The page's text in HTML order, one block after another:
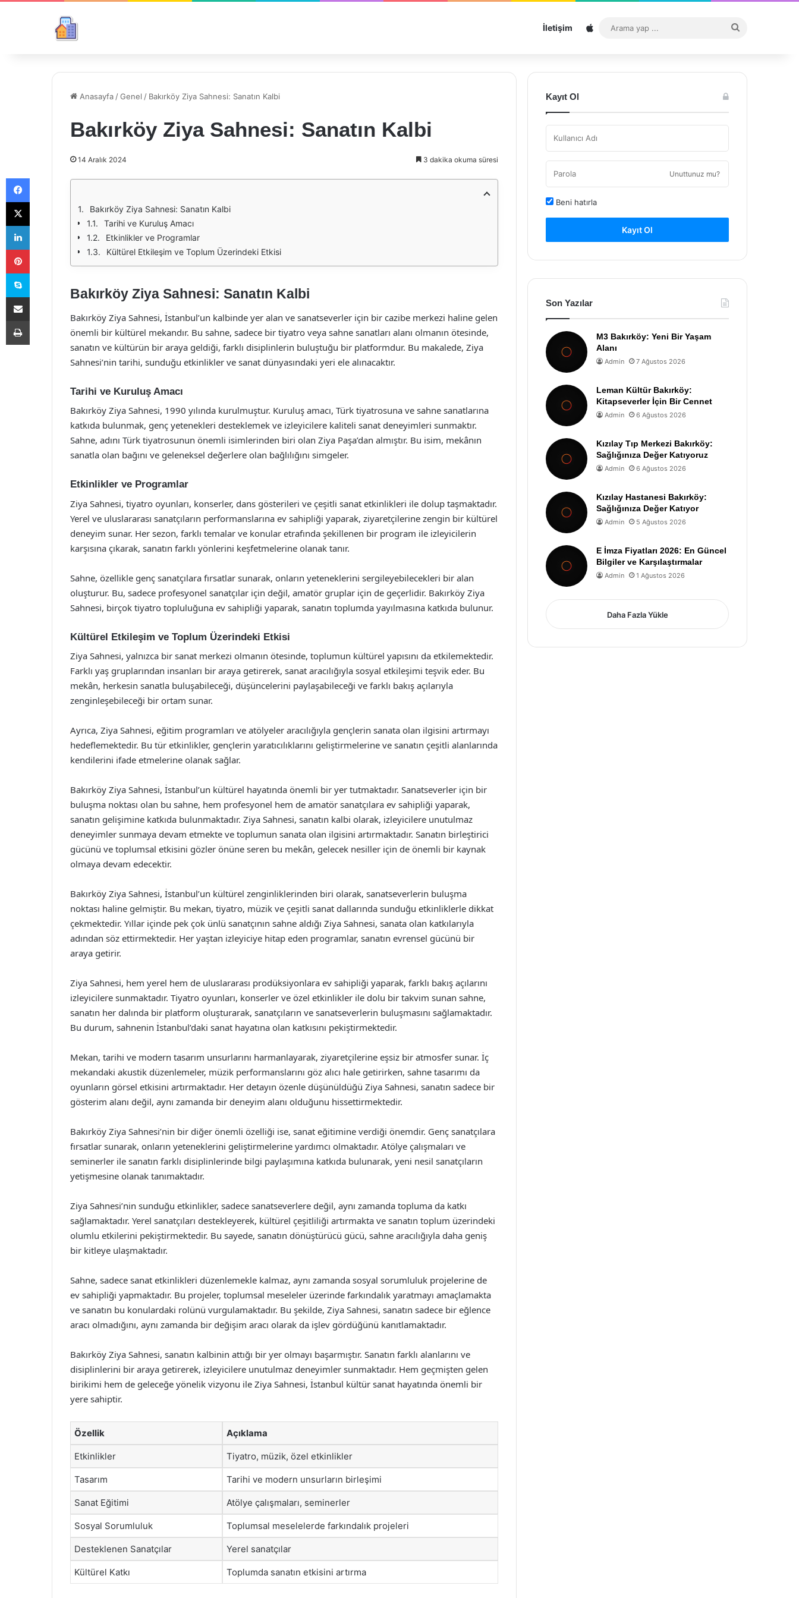
İletişim Sitemap
...
Anasayfa /Genel / Bakırköy Ziya Sahnesi: Sanatın Kalbi
Bakırköy Ziya Sahnesi: Sanatın Kalbi
14 Aralık 2024 3 dakika okuma süresi
Bakırköy Ziya Sahnesi: Sanatın Kalbi
Tarihi ve Kuruluş Amacı
Etkinlikler ve Programlar
Kültürel Etkileşim ve Toplum Üzerindeki Etkisi
Bakırköy Ziya Sahnesi: Sanatın Kalbi
Bakırköy Ziya Sahnesi, İstanbul’un kalbinde yer alan ve sanatseverler için bir cazibe merkezi haline gelen
önemli bir kültürel mekandır. Bu sahne, sadece bir tiyatro veya sahne sanatları alanı olmanın ötesinde,
sanatın ve kültürün bir araya geldiği, farklı disiplinlerin buluştuğu bir platformdur. Bu makalede, Ziya
Sahnesi’nin tarihi, sunduğu etkinlikler ve sanat dünyasındaki yeri ele alınacaktır.
Tarihi ve Kuruluş Amacı
Bakırköy Ziya Sahnesi, 1990 yılında kurulmuştur. Kuruluş amacı, Türk tiyatrosuna ve sahne sanatlarına
katkıda bulunmak, genç yetenekleri desteklemek ve izleyicilere kaliteli sanat deneyimleri sunmaktır.
Sahne, adını Türk tiyatrosunun önemli isimlerinden biri olan Ziya Paşa’dan almıştır. Bu isim, mekânın
sanatla olan bağını ve geleneksel değerlere olan bağlılığını simgeler.
Etkinlikler ve Programlar
Ziya Sahnesi, tiyatro oyunları, konserler, dans gösterileri ve çeşitli sanat etkinlikleri ile dolup taşmaktadır.
Yerel ve uluslararası sanatçıların performanslarına ev sahipliği yaparak, ziyaretçilerine zengin bir kültürel
deneyim sunar. Her sezon, farklı temalar ve konular etrafında şekillenen bir program ile izleyicilerin
karşısına çıkarak, sanatın farklı yönlerini keşfetmelerine olanak tanır.
Sahne, özellikle genç sanatçılara fırsatlar sunarak, onların yeteneklerini sergileyebilecekleri bir alan
oluşturur. Bu, sadece profesyonel sanatçılar için değil, amatör gruplar için de geçerlidir. Bakırköy Ziya
Sahnesi, birçok tiyatro topluluğuna ev sahipliği yaparak, sanatın toplumda yayılmasına katkıda bulunur.
Kültürel Etkileşim ve Toplum Üzerindeki Etkisi
Ziya Sahnesi, yalnızca bir sanat merkezi olmanın ötesinde, toplumun kültürel yapısını da etkilemektedir.
Farklı yaş gruplarından insanları bir araya getirerek, sanat aracılığıyla sosyal etkileşimi teşvik eder. Bu
mekân, herkesin sanatla buluşabileceği, düşüncelerini paylaşabileceği ve farklı bakış açılarıyla
zenginleşebileceği bir ortam sunar.
Ayrıca, Ziya Sahnesi, eğitim programları ve atölyeler aracılığıyla gençlerin sanata olan ilgisini artırmayı
hedeflemektedir. Bu tür etkinlikler, gençlerin yaratıcılıklarını geliştirmelerine ve sanatın çeşitli alanlarında
kendilerini ifade etmelerine olanak sağlar.
Bakırköy Ziya Sahnesi, İstanbul’un kültürel hayatında önemli bir yer tutmaktadır. Sanatseverler için bir
buluşma noktası olan bu sahne, hem profesyonel hem de amatör sanatçılara ev sahipliği yaparak,
sanatın gelişimine katkıda bulunmaktadır. Ziya Sahnesi, sanatın kalbi olarak, izleyicilere unutulmaz
deneyimler sunmaya devam etmekte ve toplumun sanata olan ilgisini artırmaktadır. Sanatın birleştirici
gücünü ve toplumsal etkisini gözler önüne seren bu mekân, gelecek nesiller için de önemli bir kaynak
olmaya devam edecektir.
Bakırköy Ziya Sahnesi, İstanbul’un kültürel zenginliklerinden biri olarak, sanatseverlerin buluşma
noktası haline gelmiştir. Bu mekan, tiyatro, müzik ve çeşitli sanat dallarında sunduğu etkinliklerle dikkat
çekmektedir. Yıllar içinde pek çok ünlü sanatçının sahne aldığı Ziya Sahnesi, sanata olan katkılarıyla
adından söz ettirmektedir. Her yaştan izleyiciye hitap eden programlar, sanatın evrensel gücünü bir
araya getirir.
Ziya Sahnesi, hem yerel hem de uluslararası prodüksiyonlara ev sahipliği yaparak, farklı bakış açılarını
izleyicilere sunmaktadır. Tiyatro oyunları, konserler ve özel etkinlikler ile dolu bir takvim sunan sahne,
sanatın her dalında bir platform oluşturarak, sanatçıların ve sanatseverlerin buluşmasını sağlamaktadır.
Bu durum, sahnenin İstanbul’daki sanat hayatına olan katkısını pekiştirmektedir.
Mekan, tarihi ve modern tasarım unsurlarını harmanlayarak, ziyaretçilerine eşsiz bir atmosfer sunar. İç
mekandaki akustik düzenlemeler, müzik performanslarını göz alıcı hale getirirken, sahne tasarımı da
oyunların görsel etkisini artırmaktadır. Her detayın özenle düşünüldüğü Ziya Sahnesi, sanatın sadece bir
gösterim alanı değil, aynı zamanda bir deneyim alanı olduğunu hissettirmektedir.
Bakırköy Ziya Sahnesi’nin bir diğer önemli özelliği ise, sanat eğitimine verdiği önemdir. Genç sanatçılara
fırsatlar sunarak, onların yeteneklerini geliştirmelerine yardımcı olmaktadır. Atölye çalışmaları ve
seminerler ile sanatın farklı disiplinlerinde bilgi paylaşımına katkıda bulunarak, yeni nesil sanatçıların
yetişmesine olanak tanımaktadır.
Ziya Sahnesi’nin sunduğu etkinlikler, sadece sanatseverlere değil, aynı zamanda topluma da katkı
sağlamaktadır. Yerel sanatçıları destekleyerek, kültürel çeşitliliği artırmakta ve sanatın toplum üzerindeki
olumlu etkilerini pekiştirmektedir. Bu sayede, sanatın dönüştürücü gücü, sahne aracılığıyla daha geniş
bir kitleye ulaşmaktadır.
Sahne, sadece sanat etkinlikleri düzenlemekle kalmaz, aynı zamanda sosyal sorumluluk projelerine de
ev sahipliği yapmaktadır. Bu projeler, toplumsal meseleler üzerinde farkındalık yaratmayı amaçlamakta
ve sanatın bu konulardaki rolünü vurgulamaktadır. Bu şekilde, Ziya Sahnesi, sanatın sadece bir eğlence
aracı olmadığını, aynı zamanda bir değişim aracı olarak da işlev gördüğünü kanıtlamaktadır.
Bakırköy Ziya Sahnesi, sanatın kalbinin attığı bir yer olmayı başarmıştır. Sanatın farklı alanlarını ve
disiplinlerini bir araya getirerek, izleyicilere unutulmaz deneyimler sunmaktadır. Hem geçmişten gelen
birikimi hem de geleceğe yönelik vizyonu ile Ziya Sahnesi, İstanbul kültür sanat hayatında önemli bir
yere sahiptir.
Özellik Açıklama
Etkinlikler Tiyatro, müzik, özel etkinlikler
Tasarım Tarihi ve modern unsurların birleşimi
Sanat Eğitimi Atölye çalışmaları, seminerler
Sosyal Sorumluluk Toplumsal meselelerde farkındalık projeleri
Desteklenen Sanatçılar Yerel sanatçılar
Kültürel Katkı Toplumda sanatın etkisini artırma
Kayıt Ol
Unuttunuz mu?
Beni hatırla
Kayıt Ol
Son Yazılar
M3 Bakırköy: Yeni Bir Yaşam
Alanı
Admin 7 Ağustos 2026
Leman Kültür Bakırköy:
Kitapseverler İçin Bir Cennet
Admin 6 Ağustos 2026
Kızılay Tıp Merkezi Bakırköy:
Sağlığınıza Değer Katıyoruz
Admin 6 Ağustos 2026
Kızılay Hastanesi Bakırköy:
Sağlığınıza Değer Katıyor
Admin 5 Ağustos 2026
E İmza Fiyatları 2026: En Güncel
Bilgiler ve Karşılaştırmalar
Admin 1 Ağustos 2026
Daha Fazla Yükle
Facebook
X
LinkedIn
Pinterest
Skype
E-Posta ile paylaş